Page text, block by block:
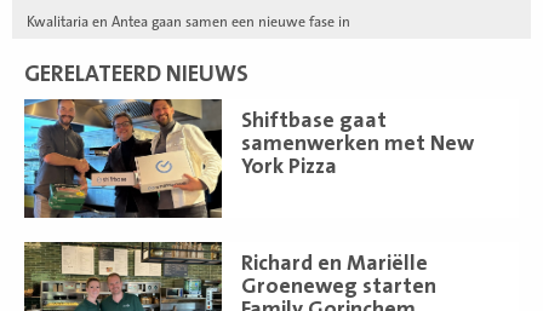
Kwalitaria en Antea gaan samen een nieuwe fase in
GERELATEERD NIEUWS
Shiftbase gaat
samenwerken met New
York Pizza
Lees
meer
Richard en Mariëlle
Groeneweg starten
Lees
meer